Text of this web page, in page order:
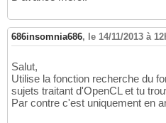
686insomnia686, le 14/11/2013 à
Salut,
Utilise la fonction recherche du
sujets traitant d'OpenCL et tu
Par contre c'est uniquement en